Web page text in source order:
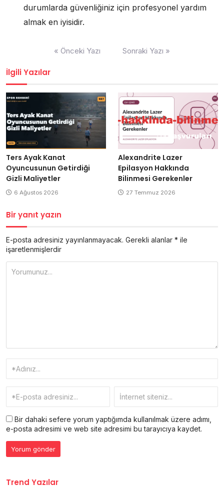
durumlarda güvenliğiniz için profesyonel yardım
almak en iyisidir.
« Önceki Yazı Sonraki Yazı »
İlgili Yazılar
Ters Ayak Kanat
Oyuncusunun Getirdiği
Gizli Maliyetler
6 Ağustos 2026
Alexandrite Lazer
Epilasyon Hakkında
Bilinmesi Gerekenler
27 Temmuz 2026
Bir yanıt yazın
E-posta adresiniz yayınlanmayacak. Gerekli alanlar * ile
işaretlenmişlerdir
Bir dahaki sefere yorum yaptığımda kullanılmak üzere adımı,
e-posta adresimi ve web site adresimi bu tarayıcıya kaydet.
Trend Yazılar